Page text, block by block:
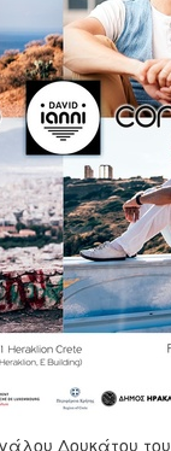
Δουκάτου του